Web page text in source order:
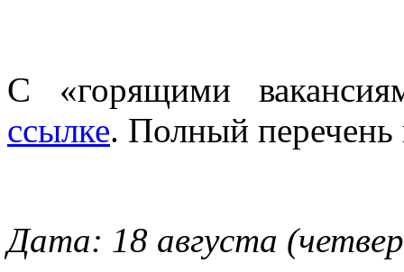
С «горящими
ссылке. Полный
Дата: 18 августа